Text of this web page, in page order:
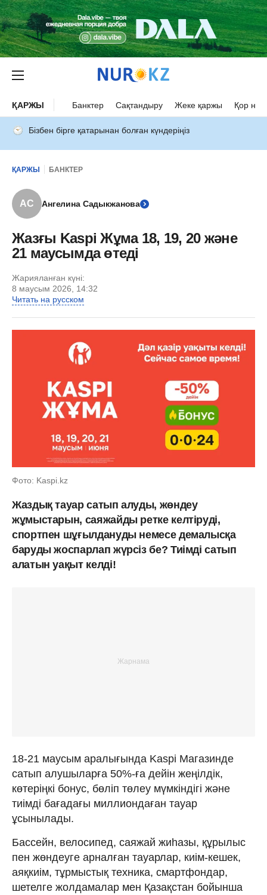
ҚАРЖЫ Банктер Сақтандыру Жеке қаржы Қор
Бізбен бірге қатарынан болған күндеріңіз
ҚАРЖЫ БАНКТЕР
АС Ангелина Садыкжанова
Жазғы Kaspi Жұма 18, 19, 20 және
21 маусымда өтеді
Жарияланған күні:
8 маусым 2026, 14:32
Читать на русском
Фото: Kaspi.kz
Жаздық тауар сатып алуды, жөндеу
жұмыстарын, саяжайды ретке келтіруді,
спортпен шұғылдануды немесе демалысқа
баруды жоспарлап жүрсіз бе? Тиімді сатып
алатын уақыт келді!
18-21 маусым аралығында Kaspi Магазинде
сатып алушыларға 50%-ға дейін жеңілдік,
көтеріңкі бонус, бөліп төлеу мүмкіндігі және
тиімді бағадағы миллиондаған тауар
ұсынылады.
Бассейн, велосипед, саяжай жиһазы, құрылыс
пен жөндеуге арналған тауарлар, киім-кешек,
аяқкиім, тұрмыстық техника, смартфондар,
шетелге жолдамалар мен Қазақстан бойынша